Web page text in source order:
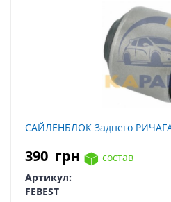
САЙЛЕНБЛОК Заднего РИЧАГА
390 грн
состав
Артикул:
FEBEST